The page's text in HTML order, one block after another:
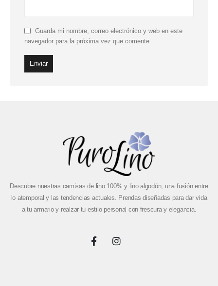
Guarda mi nombre, correo electrónico y web en este
navegador para la próxima vez que comente.
Descubre nuestras camisas de lino 100% y lino algodón, una fusión entre
lo atemporal y las tendencias actuales. Prendas diseñadas para dar vida
a tu armario y realzar tu estilo personal con frescura y elegancia.